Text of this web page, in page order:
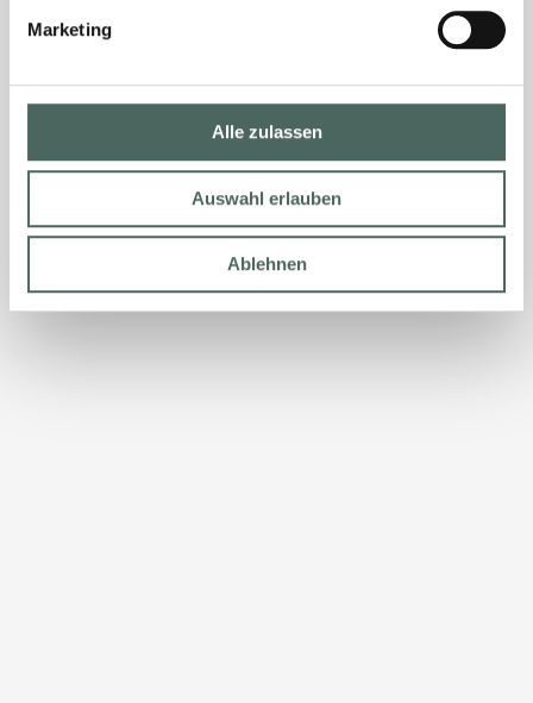
Marketing
Alle zulassen
Auswahl erlauben
Ablehnen